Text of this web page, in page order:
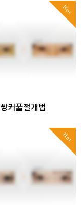
Hot
쌍커풀절개법
Hot